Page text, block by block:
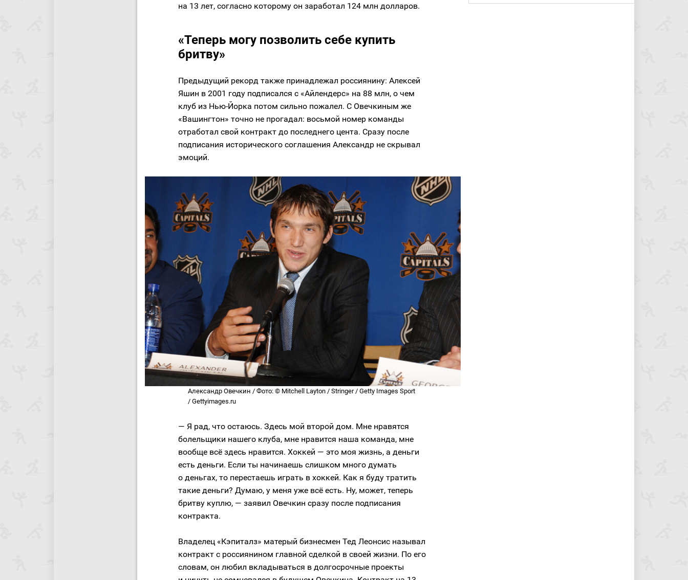
на 13 лет, согласно которому он заработал 124 млн долларов.
«Теперь могу позволить себе купить
бритву»
Предыдущий рекорд также принадлежал россиянину: Алексей
Яшин в 2001 году подписался с «Айлендерс» на 88 млн, о чем
клуб из Нью-Йорка потом сильно пожалел. С Овечкиным же
«Вашингтон» точно не прогадал: восьмой номер команды
отработал свой контракт до последнего цента. Сразу после
подписания исторического соглашения Александр не скрывал
эмоций.
Александр Овечкин / Фото: © Mitchell Layton / Stringer / Getty Images Sport
/ Gettyimages.ru
— Я рад, что остаюсь. Здесь мой второй дом. Мне нравятся
болельщики нашего клуба, мне нравится наша команда, мне
вообще всё здесь нравится. Хоккей — это моя жизнь, а деньги
есть деньги. Если ты начинаешь слишком много думать
о деньгах, то перестаешь играть в хоккей. Как я буду тратить
такие деньги? Думаю, у меня уже всё есть. Ну, может, теперь
бритву куплю, — заявил Овечкин сразу после подписания
контракта.
Владелец «Кэпиталз» матерый бизнесмен Тед Леонсис называл
контракт с россиянином главной сделкой в своей жизни. По его
словам, он любил вкладываться в долгосрочные проекты